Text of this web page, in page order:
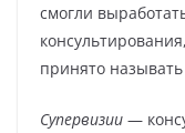
смогли
принято
Супервизии —